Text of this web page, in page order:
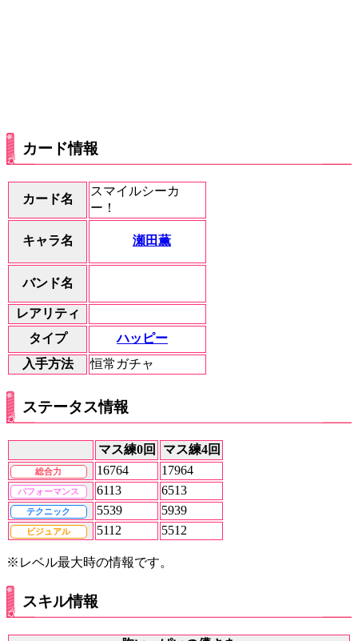
カード情報
カード名
スマイルシーカ
ー！
キャラ名 瀬田薫
バンド名
レアリティ
タイプ
ハッピー
入手方法
恒常ガチャ
ステータス情報
マス練0回 マス練4回
総合力 16764 17964
パフォーマンス 6113 6513
テクニック 5539 5939
ビジュアル 5112 5512
※レベル最大時の情報です。
スキル情報